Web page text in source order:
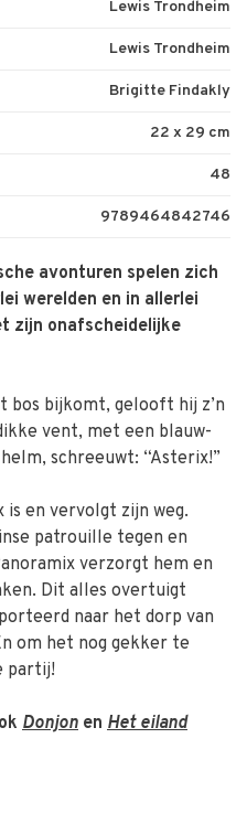
Lewis Trondheim
Lewis Trondheim
Brigitte Findakly
22 x 29 cm
48
9789464842746
avonturen spelen zich
werelden en in allerlei
zijn onafscheidelijke
bos bijkomt, gelooft hij z’n
vent, met een blauw-
schreeuwt: “Asterix!”
en vervolgt zijn weg.
patrouille tegen en
verzorgt hem en
Dit alles overtuigt
naar het dorp van
om het nog gekker te
partij!
Donjon en Het eiland